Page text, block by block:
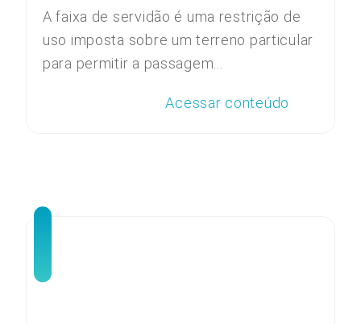
A faixa de servidão é uma restrição de
uso imposta sobre um terreno particular
para permitir a passagem...
Acessar conteúdo